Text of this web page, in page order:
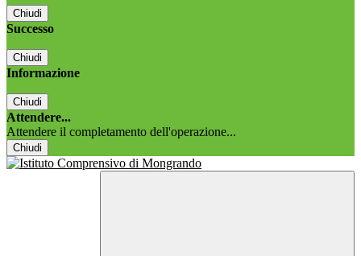
Chiudi
Successo
Chiudi
Informazione
Chiudi
Attendere...
Attendere il completamento dell'operazione...
Chiudi